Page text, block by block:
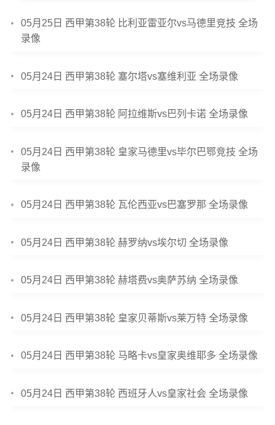
05月25日 西甲第38轮 比利亚雷亚尔vs马德里竞技 全场
录像
05月24日 西甲第38轮 塞尔塔vs塞维利亚 全场录像
05月24日 西甲第38轮 阿拉维斯vs巴列卡诺 全场录像
05月24日 西甲第38轮 皇家马德里vs毕尔巴鄂竞技 全场
录像
05月24日 西甲第38轮 瓦伦西亚vs巴塞罗那 全场录像
05月24日 西甲第38轮 赫罗纳vs埃尔切 全场录像
05月24日 西甲第38轮 赫塔费vs奥萨苏纳 全场录像
05月24日 西甲第38轮 皇家贝蒂斯vs莱万特 全场录像
05月24日 西甲第38轮 马略卡vs皇家奥维耶多 全场录像
05月24日 西甲第38轮 西班牙人vs皇家社会 全场录像